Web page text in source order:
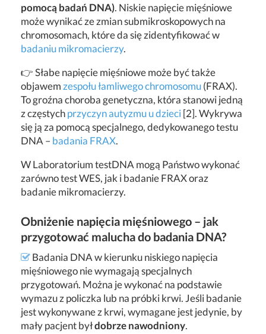
pomocą badań DNA). Niskie napięcie mięśniowe
może wynikać ze zmian submikroskopowych na
chromosomach, które da się zidentyfikować w
badaniu mikromacierzy.
👉 Słabe napięcie mięśniowe może być także
objawem zespołu łamliwego chromosomu(FRAX).
To groźna choroba genetyczna, która stanowi jedną
z częstychprzyczyn autyzmu u dzieci[2]. Wykrywa
się ją za pomocą specjalnego, dedykowanego testu
DNA – badania FRAX.
W Laboratorium testDNA mogą Państwo wykonać
zarówno test WES, jak i badanie FRAX oraz
badanie mikromacierzy.
Obniżenie napięcia mięśniowego – jak
przygotować malucha do badania DNA?
Badania DNA w kierunku niskiego napięcia
mięśniowego nie wymagają specjalnych
przygotowań. Można je wykonać na podstawie
wymazu z policzka lub na próbki krwi. Jeśli badanie
jest wykonywane z krwi, wymagane jest jedynie, by
mały pacjent byłdobrze nawodniony.